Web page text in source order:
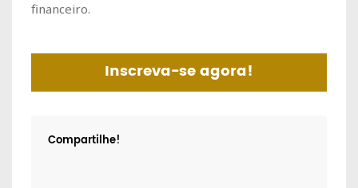
financeiro.
Inscreva-se agora!
Compartilhe!